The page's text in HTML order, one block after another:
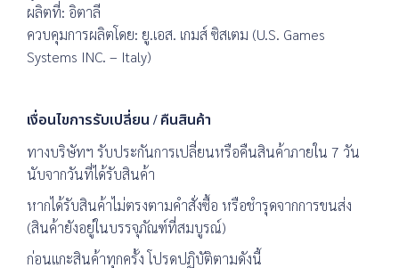
ผลิตที่: อิตาลี
ควบคุมการผลิตโดย: ยู.เอส. เกมส์ ซิสเตม (U.S. Games
Systems INC. – Italy)
เงื่อนไขการรับเปลี่ยน / คืนสินค้า
ทางบริษัทฯ รับประกันการเปลี่ยนหรือคืนสินค้าภายใน 7 วัน
นับจากวันที่ได้รับสินค้า
หากได้รับสินค้าไม่ตรงตามคำสั่งซื้อ หรือชำรุดจากการขนส่ง
(สินค้ายังอยู่ในบรรจุภัณฑ์ที่สมบูรณ์)
ก่อนแกะสินค้าทุกครั้ง โปรดปฏิบัติตามดังนี้